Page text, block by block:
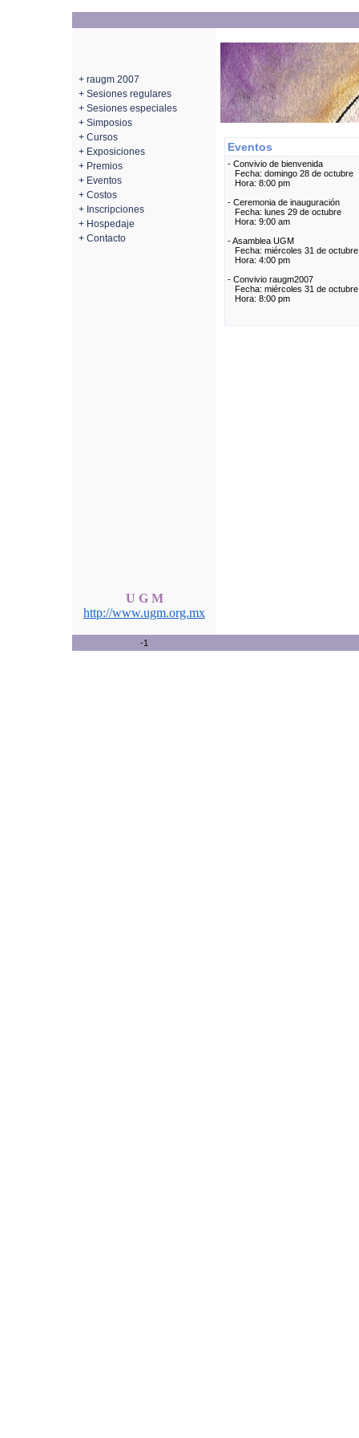
+ raugm 2007
+ Sesiones regulares
+ Sesiones especiales
+ Simposios
+ Cursos
+ Exposiciones
+ Premios
+ Eventos
+ Costos
+ Inscripciones
+ Hospedaje
+ Contacto
U G M
http://www.ugm.org.mx
Eventos
- Convivio de bienvenida
Fecha: domingo 28 de octubre
Hora: 8:00 pm
- Ceremonia de inauguración
Fecha: lunes 29 de octubre
Hora: 9:00 am
- Asamblea UGM
Fecha: miércoles 31 de octubre
Hora: 4:00 pm
- Convivio raugm2007
Fecha: miércoles 31 de octubre
Hora: 8:00 pm
-1